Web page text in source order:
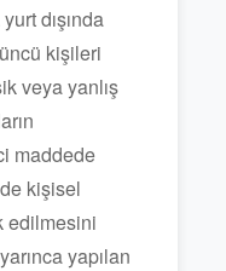
dışında
kişileri
veya yanlış
maddede
kişisel
edilmesini
yapılan